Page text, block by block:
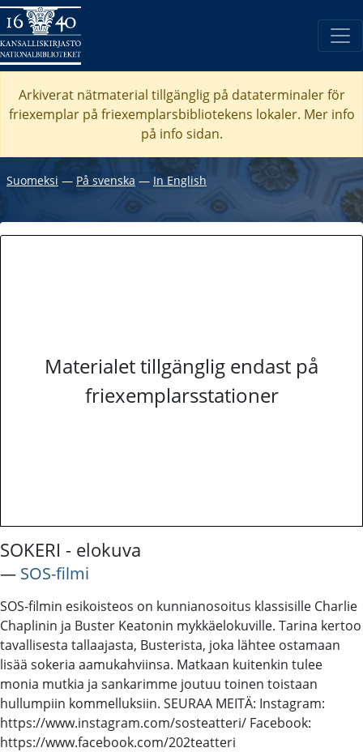
Arkiverat nätmaterial tillgänglig på dataterminaler för
friexemplar på friexemplarsbibliotekens lokaler. Mer info
på info sidan.
Suomeksi ― På svenska ― In English
Materialet tillgänglig endast på
friexemplarsstationer
SOKERI - elokuva
― SOS-filmi
SOS-filmin esikoisteos on kunnianosoitus klassisille Charlie
Chaplinin ja Buster Keatonin mykkäelokuville. Tarina kertoo
tavallisesta tallaajasta, Busterista, joka lähtee ostamaan
lisää sokeria aamukahviinsa. Matkaan kuitenkin tulee
monia mutkia ja sankarimme joutuu toinen toistaan
hullumpiin kommelluksiin. SEURAA MEITÄ: Instagram:
https://www.instagram.com/sosteatteri/ Facebook:
https://www.facebook.com/202teatteri